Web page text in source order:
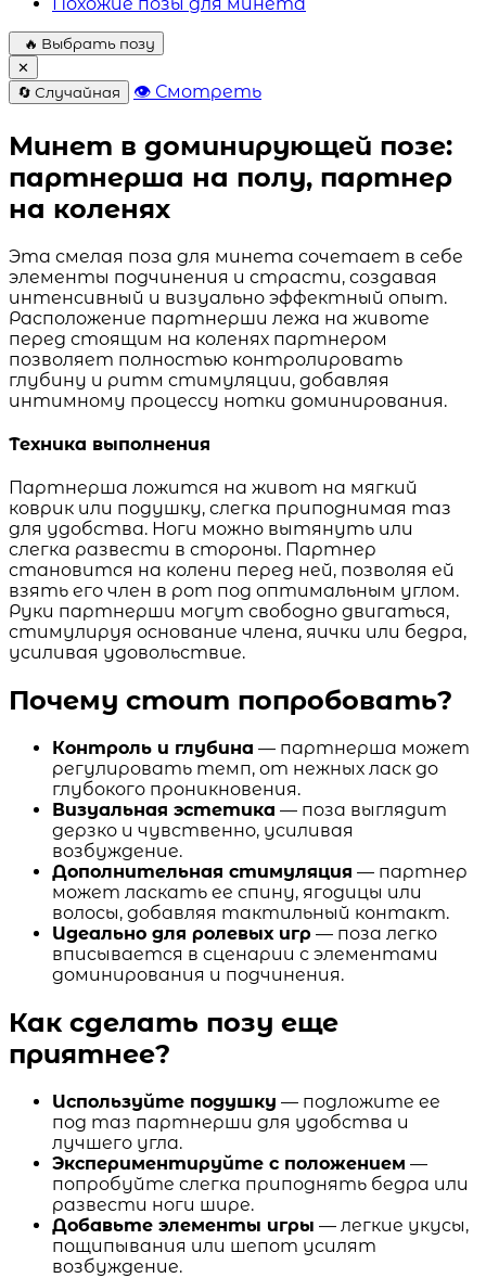
🔥 Выбрать позу
✕
🔄 Случайная
👁 Смотреть
Минет в доминирующей позе:
партнерша на полу, партнер
на коленях
Эта смелая поза для минета сочетает в себе
элементы подчинения и страсти, создавая
интенсивный и визуально эффектный опыт.
Расположение партнерши лежа на животе
перед стоящим на коленях партнером
позволяет полностью контролировать
глубину и ритм стимуляции, добавляя
интимному процессу нотки доминирования.
Техника выполнения
Партнерша ложится на живот на мягкий
коврик или подушку, слегка приподнимая таз
для удобства. Ноги можно вытянуть или
слегка развести в стороны. Партнер
становится на колени перед ней, позволяя ей
взять его член в рот под оптимальным углом.
Руки партнерши могут свободно двигаться,
стимулируя основание члена, яички или бедра,
усиливая удовольствие.
Почему стоит попробовать?
Контроль и глубина — партнерша может
регулировать темп, от нежных ласк до
глубокого проникновения.
Визуальная эстетика — поза выглядит
дерзко и чувственно, усиливая
возбуждение.
Дополнительная стимуляция — партнер
может ласкать ее спину, ягодицы или
волосы, добавляя тактильный контакт.
Идеально для ролевых игр — поза легко
вписывается в сценарии с элементами
доминирования и подчинения.
Как сделать позу еще
приятнее?
Используйте подушку — подложите ее
под таз партнерши для удобства и
лучшего угла.
Экспериментируйте с положением —
попробуйте слегка приподнять бедра или
развести ноги шире.
Добавьте элементы игры — легкие укусы,
пощипывания или шепот усилят
возбуждение.